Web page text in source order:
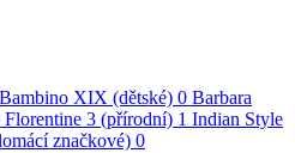
Bambino XIX (dětské) 0 Barbara
Florentine 3 (přírodní) 1 Indian Style
značkové) 0